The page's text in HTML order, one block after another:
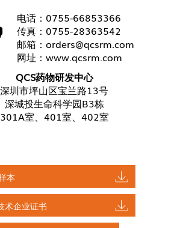
电话：0755-66853366
传真：0755-28363542
邮箱： orders@qcsrm.com
网址： www.qcsrm.com
QCS药物研发中心
深圳市坪山区宝兰路13号
深城投生命科学园B3栋
301A室、401室、402室
本
术企业证书